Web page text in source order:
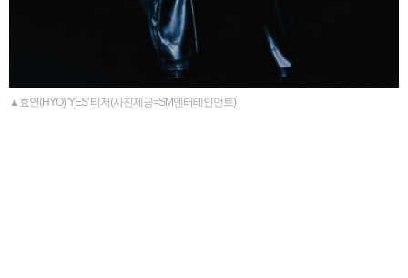
▲효연(HYO) 'YES' 티저(사진제공=SM엔터테인먼트)